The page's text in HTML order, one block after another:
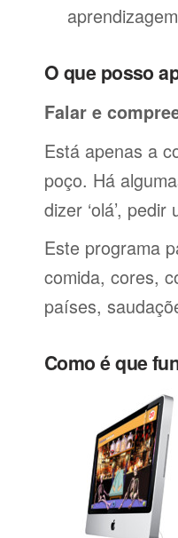
O que posso
Falar e
Está apenas a
poço. Há
dizer ‘olá’,
Este programa
comida, cores,
países,
Como é que